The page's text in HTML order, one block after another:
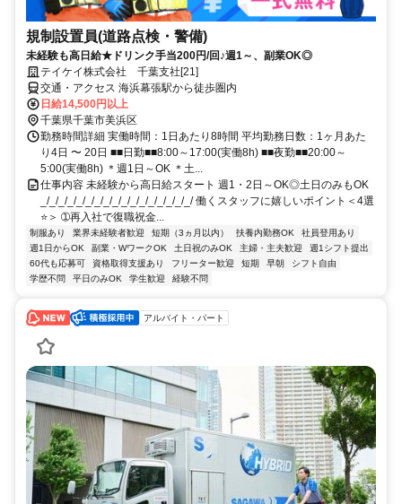
規制設置員(道路点検・警備)
未経験も高日給★ドリンク手当200円/回♪週1～、副業OK◎
テイケイ株式会社 千葉支社[21]
交通・アクセス 海浜幕張駅から徒歩圏内
日給14,500円以上
千葉県千葉市美浜区
勤務時間詳細 実働時間：1日あたり8時間 平均勤務日数：1ヶ月あた
り4日 〜 20日 ■■日勤■■8:00～17:00(実働8h) ■■夜勤■■20:00～
5:00(実働8h) ＊週1日～OK ＊土...
仕事内容 未経験から高日給スタート 週1・2日～OK◎土日のみもOK
_/_/_/_/_/_/_/_/_/_/_/_/_/_/_/_/_/ 働くスタッフに嬉しいポイント＜4選
⭐＞ ➀再入社で復職祝金...
制服あり 業界未経験者歓迎 短期（3ヵ月以内） 扶養内勤務OK
社員登用あり
週1日からOK
副業・WワークOK 土日祝のみOK 主婦・主夫歓迎
週1シフト提出
60代も応募可
資格取得支援あり フリーター歓迎 短期 早朝
シフト自由
学歴不問
平日のみOK 学生歓迎 経験不問
アルバイト・パート